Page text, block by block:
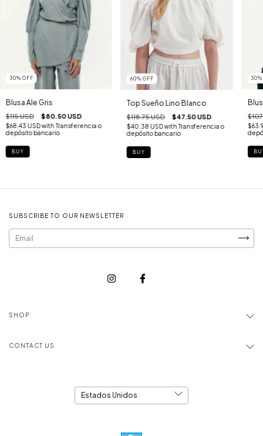
30% OFF
Blusa Ale Gris
$115 USD $80.50 USD
$68.43 USDwith Transferencia o
depósito bancario
BUY
60% OFF
Top Sueño Lino Blanco
$118.75 USD $47.50 USD
$40.38 USDwith Transferencia o
depósito bancario
BUY
30
SUBSCRIBE TO OUR NEWSLETTER
SHOP
CONTACT US